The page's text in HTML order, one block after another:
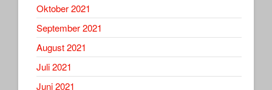
Oktober 2021
September 2021
August 2021
Juli 2021
Juni 2021